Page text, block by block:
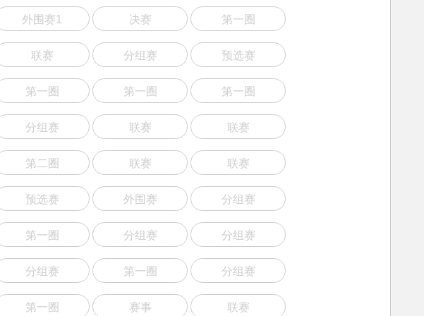
外围赛1 决赛 第一圈
联赛 分组赛 预选赛
第一圈 第一圈 第一圈
分组赛 联赛 联赛
第二圈 联赛 联赛
预选赛 外围赛 分组赛
第一圈 分组赛 分组赛
分组赛 第一圈 分组赛
第一圈 赛事 联赛